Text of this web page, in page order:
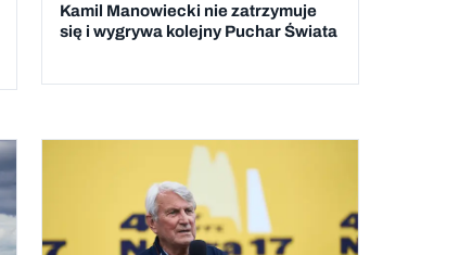
Kamil Manowiecki nie zatrzymuje
się i wygrywa kolejny Puchar Świata